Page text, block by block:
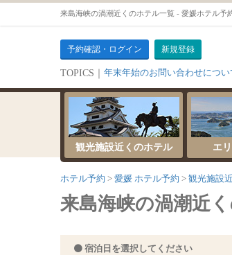
来島海峡の渦潮近くのホテル一覧 - 愛媛ホテル予
予約確認・ログイン 新規登録
TOPICS｜ 年末年始のお問い合わせについ
サーバーメンテナンスのお知ら
観光施設近くのホテル エ
ホテル予約 愛媛 ホテル予約 観光施設
来島海峡の渦潮近
宿泊日を選択してください